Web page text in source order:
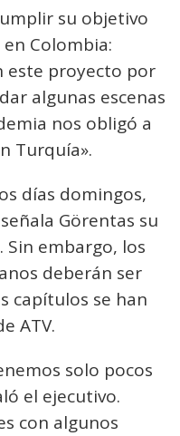
su objetivo
Colombia:
este proyecto por
algunas escenas
nos obligó a
Turquía».
días domingos,
Görentas su
embargo, los
deberán ser
capítulos se han
ATV.
solo pocos
el ejecutivo.
con algunos